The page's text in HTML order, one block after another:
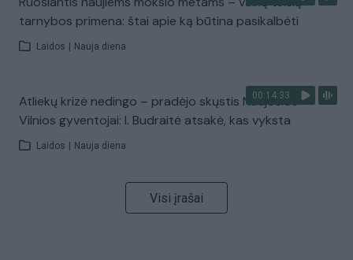
tarnybos primena: štai apie ką būtina pasikalbėti
Laidos Nauja diena
00:14:33
Atliekų krizė nedingo – pradėjo skųstis Naujosios
Vilnios gyventojai: I. Budraitė atsakė, kas vyksta
Laidos Nauja diena
Visi įrašai